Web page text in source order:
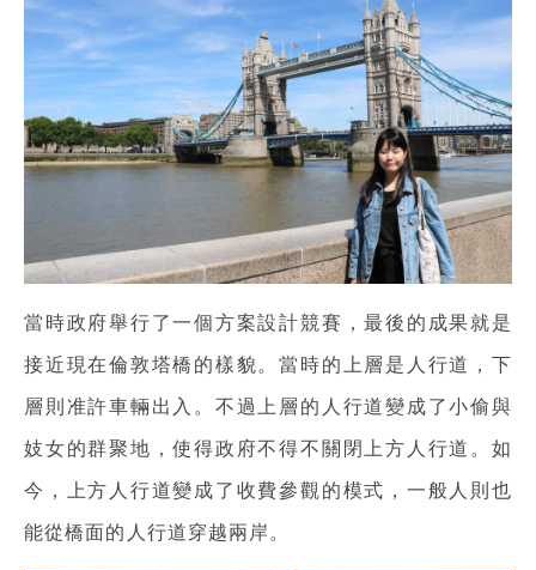
當時政府舉行了一個方案設計競賽，最後的成果就是
接近現在倫敦塔橋的樣貌。當時的上層是人行道，下
層則准許車輛出入。不過上層的人行道變成了小偷與
妓女的群聚地，使得政府不得不關閉上方人行道。如
今，上方人行道變成了收費參觀的模式，一般人則也
能從橋面的人行道穿越兩岸。